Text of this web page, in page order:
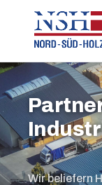
Wir beliefern